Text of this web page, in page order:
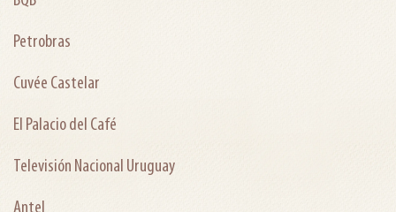
Petrobras
Cuvée Castelar
El Palacio del Café
Televisión Nacional Uruguay
Antel